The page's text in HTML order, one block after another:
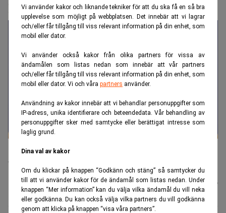
Vi använder kakor och liknande tekniker för att du ska få en så bra
upplevelse som möjligt på webbplatsen. Det innebär att vi lagrar
och/eller får tillgång till viss relevant information på din enhet, som
mobil eller dator.
Vi använder också kakor från olika partners för vissa av
ändamålen som listas nedan som innebär att vår partners
och/eller får tillgång till viss relevant information på din enhet, som
mobil eller dator. Vi och våra partners använder.
Användning av kakor innebär att vi behandlar personuppgifter som
IP-adress, unika identifierare och beteendedata. Vår behandling av
personuppgifter sker med samtycke eller berättigat intresse som
laglig grund.
Dina val av kakor
Om du klickar på knappen “Godkänn och stäng” så samtycker du
till att vi använder kakor för de ändamål som listas nedan. Under
knappen “Mer information” kan du välja vilka ändamål du vill neka
eller godkänna. Du kan också välja vilka partners du vill godkänna
genom att klicka på knappen “visa våra partners”.
han för spioneri
näringslivet, men nu har han hamnat i problem. (Foto: Paul
White/AP/TT).
Johannes
Stenlund
Publicerad:11 juli 2026